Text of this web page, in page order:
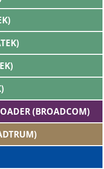
(BROADCOM)